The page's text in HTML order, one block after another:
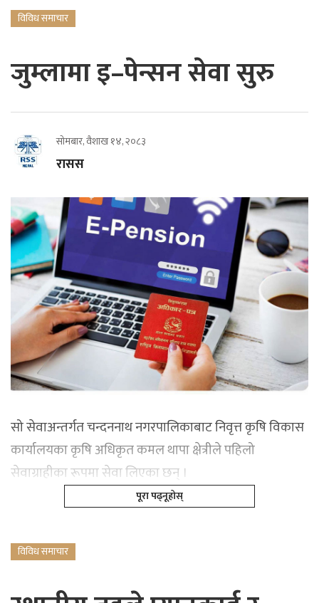
विविध समाचार
जुम्लामा इ–पेन्सन सेवा सुरु
सोमबार, वैशाख १४, २०८३
रासस
सो सेवाअन्तर्गत चन्दननाथ नगरपालिकाबाट निवृत्त कृषि विकास
कार्यालयका कृषि अधिकृत कमल थापा क्षेत्रीले पहिलो
सेवाग्राहीका रूपमा सेवा लिएका छन् ।
पूरा पढ्नूहोस्
विविध समाचार